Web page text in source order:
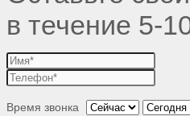
в течение 5-
Время звонка